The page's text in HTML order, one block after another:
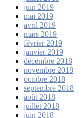
juin 2019
mai 2019
avril 2019
mars 2019
février 2019
janvier 2019
décembre 2018
novembre 2018
octobre 2018
septembre 2018
août 2018
juillet 2018
juin 2018